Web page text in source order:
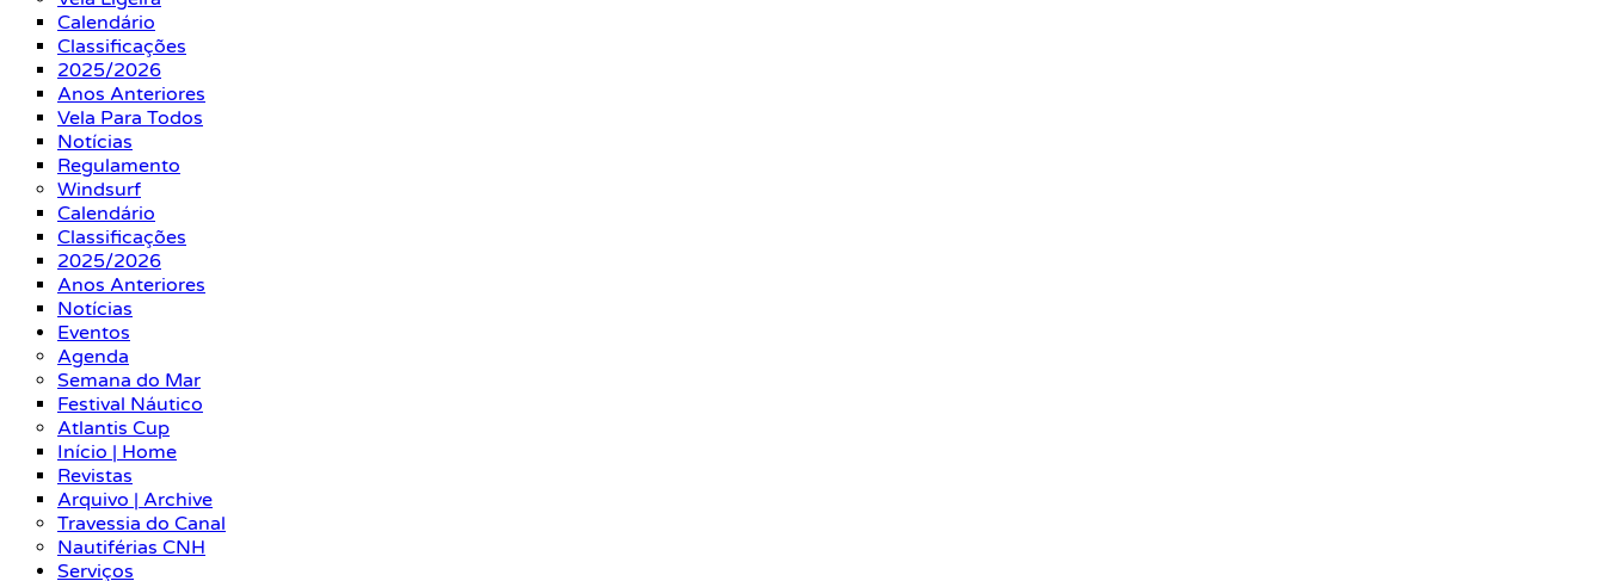
Calendário
Classificações
2025/2026
Anos Anteriores
Vela Para Todos
Notícias
Regulamento
Windsurf
Calendário
Classificações
2025/2026
Anos Anteriores
Notícias
Eventos
Agenda
Semana do Mar
Festival Náutico
Atlantis Cup
Início | Home
Revistas
Arquivo | Archive
Travessia do Canal
Nautiférias CNH
Serviços